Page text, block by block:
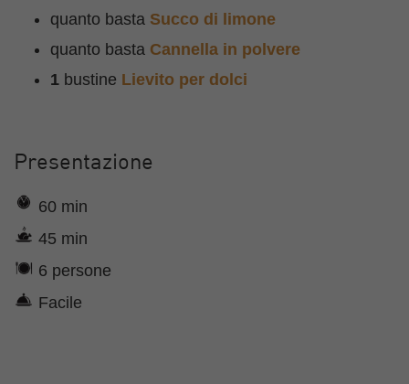
quanto basta Succo di limone
quanto basta Cannella in polvere
1 bustine Lievito per dolci
Presentazione
60 min
45 min
6 persone
Facile